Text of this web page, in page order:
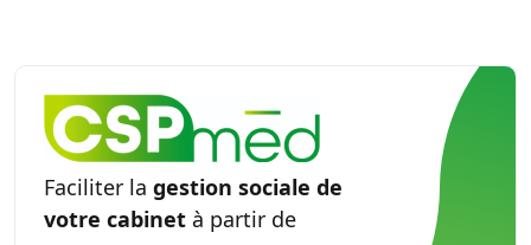
Faciliter la gestion sociale de
votre cabinet à partir de